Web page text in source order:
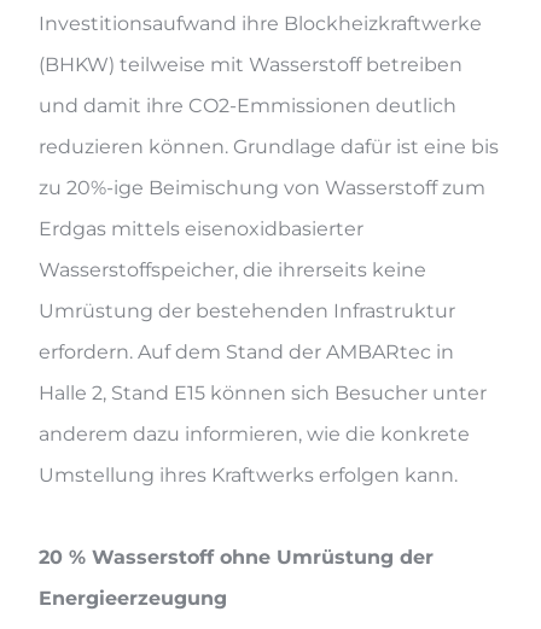
Investitionsaufwand ihre Blockheizkraftwerke
(BHKW) teilweise mit Wasserstoff betreiben
und damit ihre CO2-Emmissionen deutlich
reduzieren können. Grundlage dafür ist eine bis
zu 20%-ige Beimischung von Wasserstoff zum
Erdgas mittels eisenoxidbasierter
Wasserstoffspeicher, die ihrerseits keine
Umrüstung der bestehenden Infrastruktur
erfordern. Auf dem Stand der AMBARtec in
Halle 2, Stand E15 können sich Besucher unter
anderem dazu informieren, wie die konkrete
Umstellung ihres Kraftwerks erfolgen kann.
20 % Wasserstoff ohne Umrüstung der
Energieerzeugung